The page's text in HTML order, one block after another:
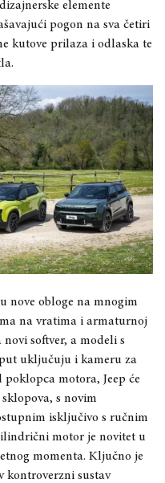
elemente
pogon na sva četiri
kutove prilaza i odlaska te
nove obloge na mnogim
na vratima i armaturnoj
softver, a modeli s
uključuju i kameru za
motora, Jeep će
s novim
isključivo s ručnim
motor je novitet u
momenta. Ključno je
kontroverzni sustav